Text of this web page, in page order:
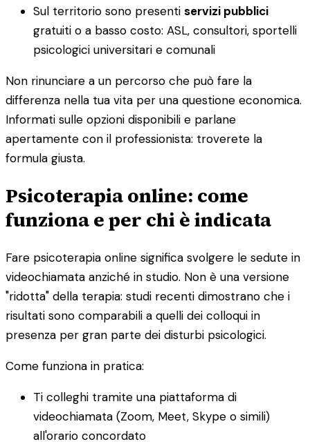
Sul territorio sono presenti servizi pubblici
gratuiti o a basso costo: ASL, consultori, sportelli
psicologici universitari e comunali
Non rinunciare a un percorso che può fare la
differenza nella tua vita per una questione economica.
Informati sulle opzioni disponibili e parlane
apertamente con il professionista: troverete la
formula giusta.
Psicoterapia online: come
funziona e per chi è indicata
Fare psicoterapia online significa svolgere le sedute in
videochiamata anziché in studio. Non è una versione
"ridotta" della terapia: studi recenti dimostrano che i
risultati sono comparabili a quelli dei colloqui in
presenza per gran parte dei disturbi psicologici.
Come funziona in pratica:
Ti colleghi tramite una piattaforma di
videochiamata (Zoom, Meet, Skype o simili)
all'orario concordato